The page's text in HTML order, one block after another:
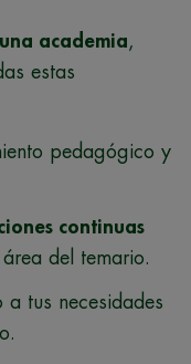
academia
estas
pedagógico y
continuas
del temario.
a tus necesidades